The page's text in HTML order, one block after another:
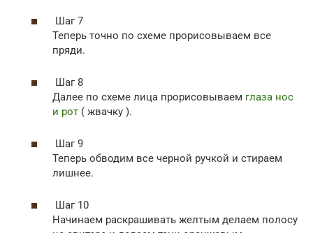
Шаг 7
Теперь точно по схеме прорисовываем все
пряди.
Шаг 8
Далее по схеме лица прорисовываем глаза нос
и рот ( жвачку ).
Шаг 9
Теперь обводим все черной ручкой и стираем
лишнее.
Шаг 10
Начинаем раскрашивать желтым делаем полосу